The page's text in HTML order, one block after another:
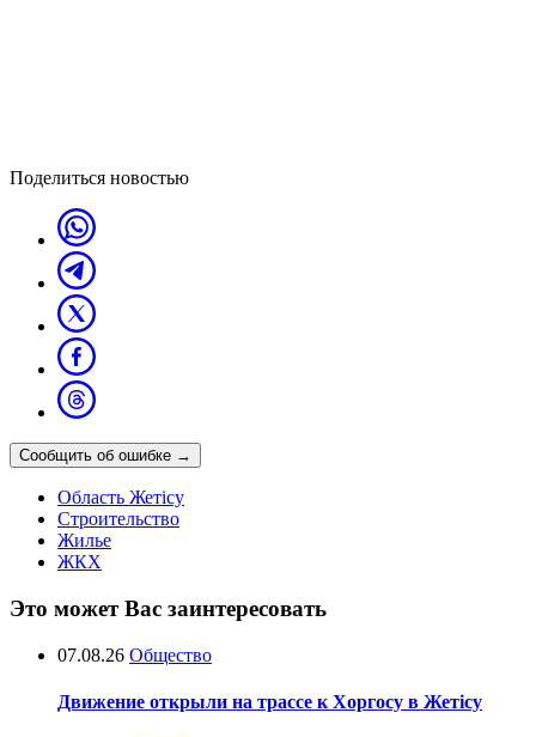
Поделиться новостью
Сообщить об ошибке →
Область Жетісу
Строительство
Жилье
ЖКХ
Это может Вас заинтересовать
07.08.26 Общество
Движение открыли на трассе к Хоргосу в Жетісу